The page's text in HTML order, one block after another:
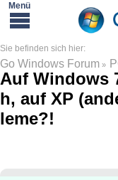
Go Windows Forum »
Auf Windows
h, auf XP
leme?!